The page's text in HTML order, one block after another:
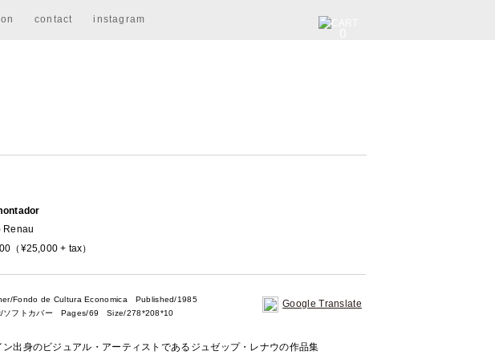
contact instagram
Renau
（¥25,000 + tax）
Fondo de Cultura Economica Published/1985
ソフトカバー Pages/69 Size/278*208*10
Google Translate
ン出身のビジュアル・アーティストであるジュゼップ・レナウの作品集